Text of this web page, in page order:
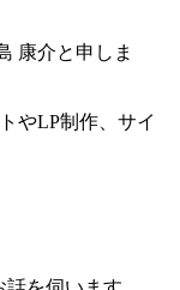
康介と申しま
やLP制作、サイ